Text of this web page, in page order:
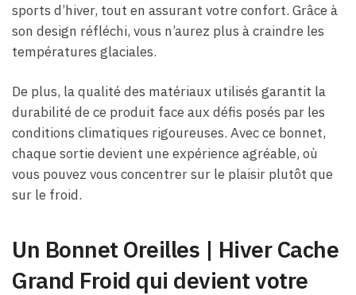
sports d’hiver, tout en assurant votre confort. Grâce à
son design réfléchi, vous n’aurez plus à craindre les
températures glaciales.
De plus, la qualité des matériaux utilisés garantit la
durabilité de ce produit face aux défis posés par les
conditions climatiques rigoureuses. Avec ce bonnet,
chaque sortie devient une expérience agréable, où
vous pouvez vous concentrer sur le plaisir plutôt que
sur le froid.
Un Bonnet Oreilles | Hiver Cache
Grand Froid qui devient votre